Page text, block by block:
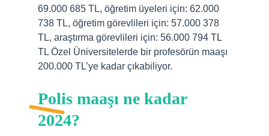
69.000 685 TL, öğretim üyeleri için: 62.000
738 TL, öğretim görevlileri için: 57.000 378
TL, araştırma görevlileri için: 56.000 794 TL
TL Özel Üniversitelerde bir profesörün maaşı
200.000 TL’ye kadar çıkabiliyor.
Polis maaşı ne kadar
2024?